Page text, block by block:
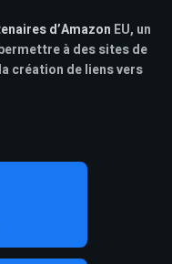
d’Amazon EU, un
à des sites de
création de liens vers